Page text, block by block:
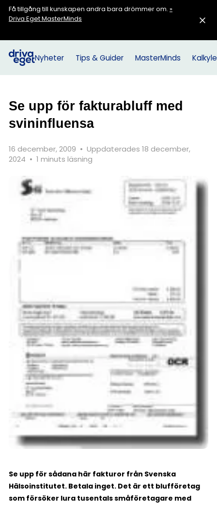
Få tillgång till kunskapen andra bara drömmer om. »
Driva Eget MasterMinds
Nyheter Tips & Guider MasterMinds
Se upp för fakturabluff med
svininfluensa
16 december, 2009 • Uppdaterades 18 december,
2024 • 1 minuts läsning
Se upp för sådana här fakturor från Svenska
Hälsoinstitutet. Betala inget. Det är ett blufföretag
som försöker lura tusentals småföretagare med